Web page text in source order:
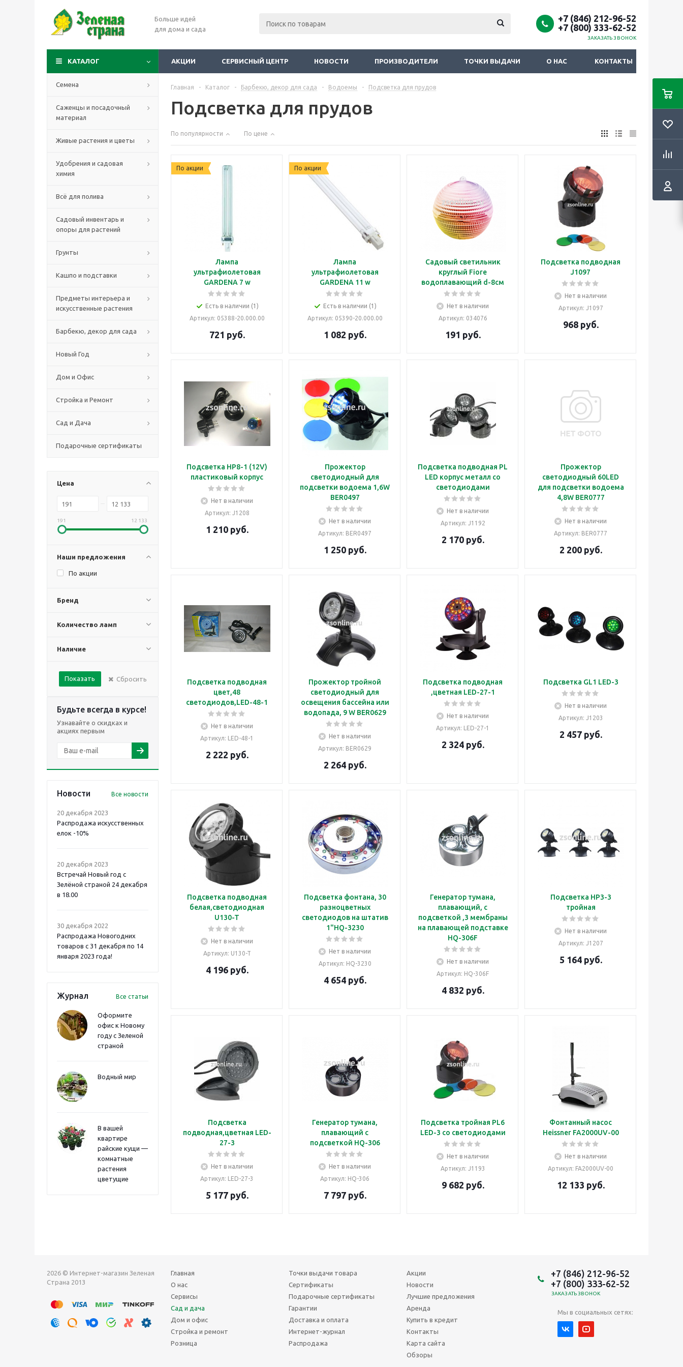
Больше идей
для дома и сада
+7 (846) 212-96-52
+7 (800) 333-62-52
ЗАКАЗАТЬ ЗВОНОК
КАТАЛОГ АКЦИИ СЕРВИСНЫЙ ЦЕНТР НОВОСТИ ПРОИЗВОДИТЕЛИ ТОЧКИ ВЫДАЧИ О НАС КОНТАКТЫ
Семена
Саженцы и посадочный
материал
Живые растения и цветы
Удобрения и садовая
химия
Всё для полива
Садовый инвентарь и
опоры для растений
Грунты
Кашпо и подставки
Предметы интерьера и
искусственные растения
Барбекю, декор для сада
Новый Год
Дом и Офис
Стройка и Ремонт
Сад и Дача
Подарочные сертификаты
Цена
191 12 133
Наши предложения
По акции
Бренд
Количество ламп
Наличие
Показать Сбросить
Будьте всегда в курсе!
Узнавайте о скидках и
акциях первым
Новости Все новости
20 декабря 2023
Распродажа искусственных
елок -10%
20 декабря 2023
Встречай Новый год с
Зелёной страной 24 декабря
в 18.00
30 декабря 2022
Распродажа Новогодних
товаров с 31 декабря по 14
января 2023 года!
Журнал Все статьи
Оформите
офис к Новому
году с Зеленой
страной
Водный мир
В вашей
квартире
райские кущи —
комнатные
растения
цветущие
Главная - Каталог - Барбекю, декор для сада - Водоемы - Подсветка для прудов
Подсветка для прудов
По популярности По цене
По акции
Лампа
ультрафиолетовая
GARDENA 7 w
Есть в наличии (1)
Артикул: 05388-20.000.00
721 руб.
По акции
Лампа
ультрафиолетовая
GARDENA 11 w
Есть в наличии (1)
Артикул: 05390-20.000.00
1 082 руб.
Садовый светильник
круглый Fiore
водоплавающий d-8см
Нет в наличии
Артикул: 034076
191 руб.
Подсветка подводная
J1097
Нет в наличии
Артикул: J1097
968руб.
Подсветка HP8-1 (12V)
пластиковый корпус
Нет в наличии
Артикул: J1208
1 210руб.
Прожектор
светодиодный для
подсветки водоема 1,6W
BER0497
Нет в наличии
Артикул: BER0497
1 250руб.
Подсветка подводная PL
LED корпус металл со
светодиодами
Нет в наличии
Артикул: J1192
2 170руб.
Прожектор
светодиодный 60LED
для подсветки водоема
4,8W BER0777
Нет в наличии
Артикул: BER0777
2 200руб.
Подсветка подводная
цвет,48
светодиодов,LED-48-1
Нет в наличии
Артикул: LED-48-1
2 222 руб.
Прожектор тройной
светодиодный для
освещения бассейна или
водопада, 9 W BER0629
Нет в наличии
Артикул: BER0629
2 264руб.
Подсветка подводная
,цветная LED-27-1
Нет в наличии
Артикул: LED-27-1
2 324руб.
Подсветка GL1 LED-3
Нет в наличии
Артикул: J1203
2 457руб.
Подсветка подводная
белая,светодиодная
U130-T
Нет в наличии
Артикул: U130-T
4 196руб.
Подсветка фонтана, 30
разноцветных
светодиодов на штатив
1"HQ-3230
Нет в наличии
Артикул: HQ-3230
4 654руб.
Генератор тумана,
плавающий, с
подсветкой ,3 мембраны
на плавающей подставке
HQ-306F
Нет в наличии
Артикул: HQ-306F
4 832 руб.
Подсветка HP3-3
тройная
Нет в наличии
Артикул: J1207
5 164руб.
Подсветка
подводная,цветная LED-
27-3
Нет в наличии
Артикул: LED-27-3
5 177руб.
Генератор тумана,
плавающий с
подсветкой HQ-306
Нет в наличии
Артикул: HQ-306
7 797руб.
Подсветка тройная PL6
LED-3 со светодиодами
Нет в наличии
Артикул: J1193
9 682 руб.
Фонтанный насос
Heissner FA2000UV-00
Нет в наличии
Артикул: FA2000UV-00
12 133 руб.
2026 © Интернет-магазин Зеленая
Страна 2013
Главная
О нас
Сервисы
Сад и дача
Дом и офис
Стройка и ремонт
Розница
Точки выдачи товара
Сертификаты
Подарочные сертификаты
Гарантии
Доставка и оплата
Интернет-журнал
Распродажа
Акции
Новости
Лучшие предложения
Аренда
Купить в кредит
Контакты
Карта сайта
Обзоры
+7 (846) 212-96-52
+7 (800) 333-62-52
ЗАКАЗАТЬ ЗВОНОК
Мы в социальных сетях: